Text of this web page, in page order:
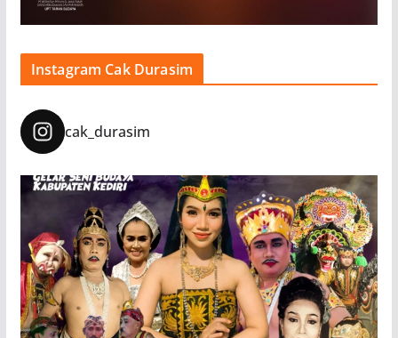
Instagram Cak Durasim
cak_durasim